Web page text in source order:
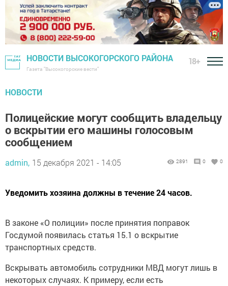
НОВОСТИ ВЫСОКОГОРСКОГО РАЙОНА
Газета "Высокогорские вести"
18+
НОВОСТИ
Полицейские могут сообщить владельцу
о вскрытии его машины голосовым
сообщением
admin, 15 декабря 2021 - 14:05 2891 0 0
Уведомить хозяина должны в течение 24 часов.
В законе «О полиции» после принятия поправок
Госдумой появилась статья 15.1 о вскрытие
транспортных средств.
Вскрывать автомобиль сотрудники МВД могут лишь в
некоторых случаях. К примеру, если есть